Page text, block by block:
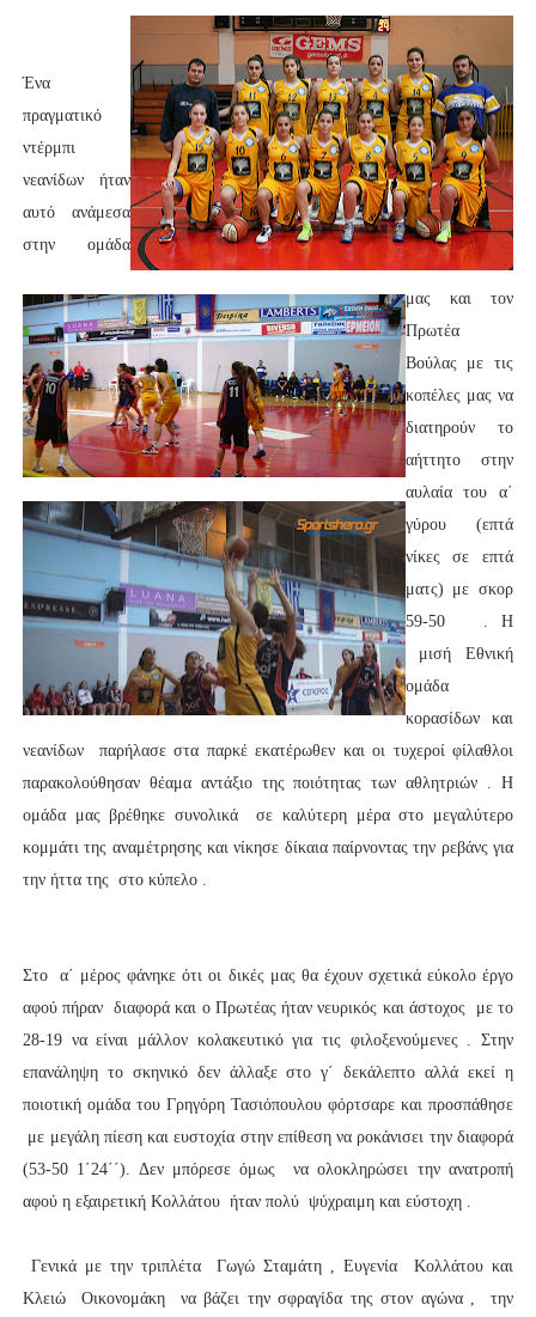
Ένα
πραγματικό
ντέρμπι
νεανίδων ήταν
αυτό ανάμεσα
στην ομάδα
μας και τον
Πρωτέα
Βούλας με τις
κοπέλες μας να
διατηρούν το
αήττητο στην
αυλαία του α΄
γύρου (επτά
νίκες σε επτά
ματς) με σκορ
59-50 . Η
μισή Εθνική
ομάδα
κορασίδων και
νεανίδων παρήλασε στα παρκέ εκατέρωθεν και οι τυχεροί φίλαθλοι
παρακολούθησαν θέαμα αντάξιο της ποιότητας των αθλητριών . Η
ομάδα μας βρέθηκε συνολικά σε καλύτερη μέρα στο μεγαλύτερο
κομμάτι της αναμέτρησης και νίκησε δίκαια παίρνοντας την ρεβάνς για
την ήττα της στο κύπελο .
Στο α΄ μέρος φάνηκε ότι οι δικές μας θα έχουν σχετικά εύκολο έργο
αφού πήραν διαφορά και ο Πρωτέας ήταν νευρικός και άστοχος με το
28-19 να είναι μάλλον κολακευτικό για τις φιλοξενούμενες . Στην
επανάληψη το σκηνικό δεν άλλαξε στο γ΄ δεκάλεπτο αλλά εκεί η
ποιοτική ομάδα του Γρηγόρη Τασιόπουλου φόρτσαρε και προσπάθησε
με μεγάλη πίεση και ευστοχία στην επίθεση να ροκάνισει την διαφορά
(53-50 1΄24΄΄). Δεν μπόρεσε όμως να ολοκληρώσει την ανατροπή
αφού η εξαιρετική Κολλάτου ήταν πολύ ψύχραιμη και εύστοχη .
Γενικά με την τριπλέτα Γωγώ Σταμάτη , Ευγενία Κολλάτου και
Κλειώ Οικονομάκη να βάζει την σφραγίδα της στον αγώνα , την